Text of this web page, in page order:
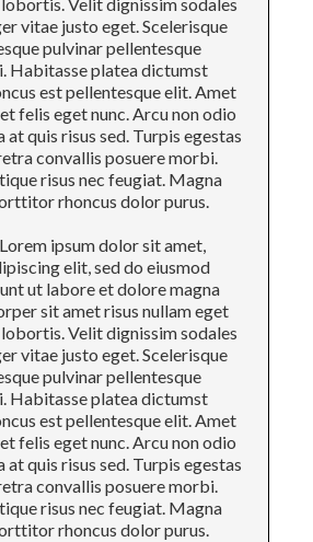
Velit dignissim sodales
vitae justo eget. Scelerisque
pulvinar pellentesque
Habitasse platea dictumst
est pellentesque elit. Amet
felis eget nunc. Arcu non odio
at quis risus sed. Turpis egestas
convallis posuere morbi.
risus nec feugiat. Magna
rhoncus dolor purus.
ipsum dolor sit amet,
elit, sed do eiusmod
ut labore et dolore magna
sit amet risus nullam eget
Velit dignissim sodales
vitae justo eget. Scelerisque
pulvinar pellentesque
Habitasse platea dictumst
est pellentesque elit. Amet
felis eget nunc. Arcu non odio
at quis risus sed. Turpis egestas
convallis posuere morbi.
risus nec feugiat. Magna
rhoncus dolor purus.